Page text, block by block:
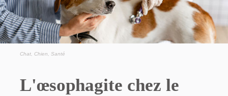
Chat Chien Santé
L'œsophagite chez le